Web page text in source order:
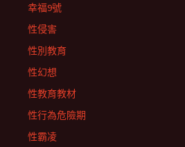
幸福9號
性侵害
性別教育
性幻想
性教育教材
性行為危險期
性霸凌